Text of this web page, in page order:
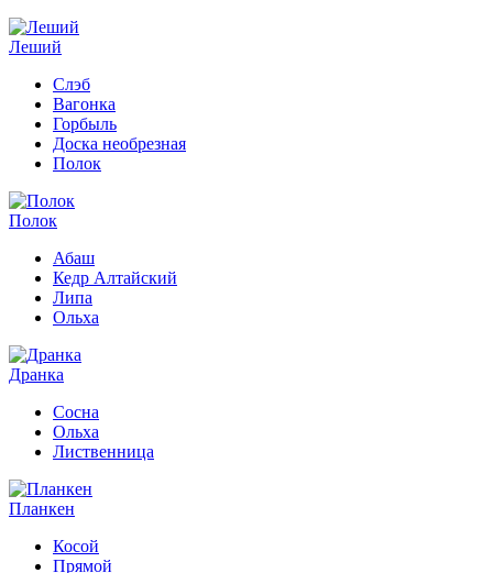
Леший
Слэб
Вагонка
Горбыль
Доска необрезная
Полок
Полок
Абаш
Кедр Алтайский
Липа
Ольха
Дранка
Сосна
Ольха
Лиственница
Планкен
Косой
Прямой